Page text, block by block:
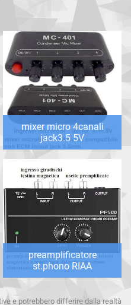
mixer micro 4canali
jack3.5 5V
preamplificatore
st.phono RIAA
e potrebbero differire dalla realtà